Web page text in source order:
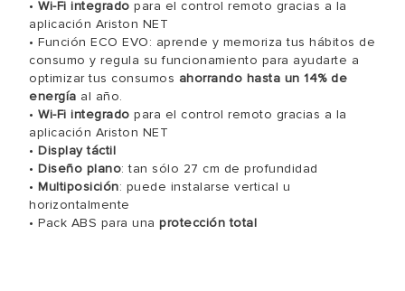
• Wi-Fi integrado para el control remoto gracias a la
aplicación Ariston NET
• Función ECO EVO: aprende y memoriza tus hábitos de
consumo y regula su funcionamiento para ayudarte a
optimizar tus consumos ahorrando hasta un 14% de
energía al año.
• Wi-Fi integrado para el control remoto gracias a la
aplicación Ariston NET
• Display táctil
• Diseño plano: tan sólo 27 cm de profundidad
• Multiposición: puede instalarse vertical u
horizontalmente
• Pack ABS para una protección total